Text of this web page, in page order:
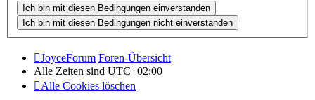
JoyceForum Foren-Übersicht
Alle Zeiten sind UTC+02:00
Alle Cookies löschen